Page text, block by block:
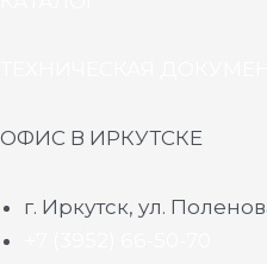
ОФИС В ИРКУТСКЕ
г. Иркутск, ул.